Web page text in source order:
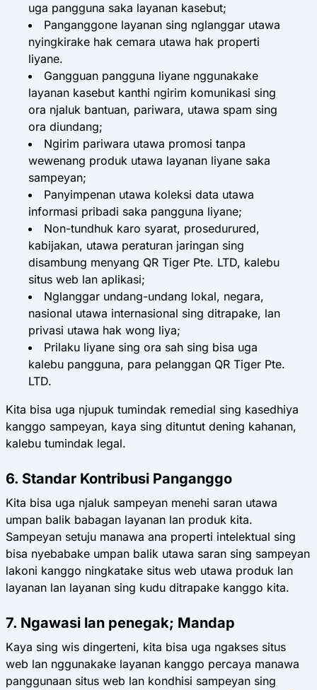
uga pangguna saka layanan kasebut;
Panganggone layanan sing nglanggar utawa
nyingkirake hak cemara utawa hak properti
liyane.
Gangguan pangguna liyane nggunakake
layanan kasebut kanthi ngirim komunikasi sing
ora njaluk bantuan, pariwara, utawa spam sing
ora diundang;
Ngirim pariwara utawa promosi tanpa
wewenang produk utawa layanan liyane saka
sampeyan;
Panyimpenan utawa koleksi data utawa
informasi pribadi saka pangguna liyane;
Non-tundhuk karo syarat, prosedurured,
kabijakan, utawa peraturan jaringan sing
disambung menyang QR Tiger Pte. LTD, kalebu
situs web lan aplikasi;
Nglanggar undang-undang lokal, negara,
nasional utawa internasional sing ditrapake, lan
privasi utawa hak wong liya;
Prilaku liyane sing ora sah sing bisa uga
kalebu pangguna, para pelanggan QR Tiger Pte.
LTD.
Kita bisa uga njupuk tumindak remedial sing kasedhiya
kanggo sampeyan, kaya sing dituntut dening kahanan,
kalebu tumindak legal.
6. Standar Kontribusi Panganggo
Kita bisa uga njaluk sampeyan menehi saran utawa
umpan balik babagan layanan lan produk kita.
Sampeyan setuju manawa ana properti intelektual sing
bisa nyebabake umpan balik utawa saran sing sampeyan
lakoni kanggo ningkatake situs web utawa produk lan
layanan lan layanan sing kudu ditrapake kanggo kita.
7. Ngawasi lan penegak; Mandap
Kaya sing wis dingerteni, kita bisa uga ngakses situs
web lan nggunakake layanan kanggo percaya manawa
panggunaan situs web lan kondhisi sampeyan sing